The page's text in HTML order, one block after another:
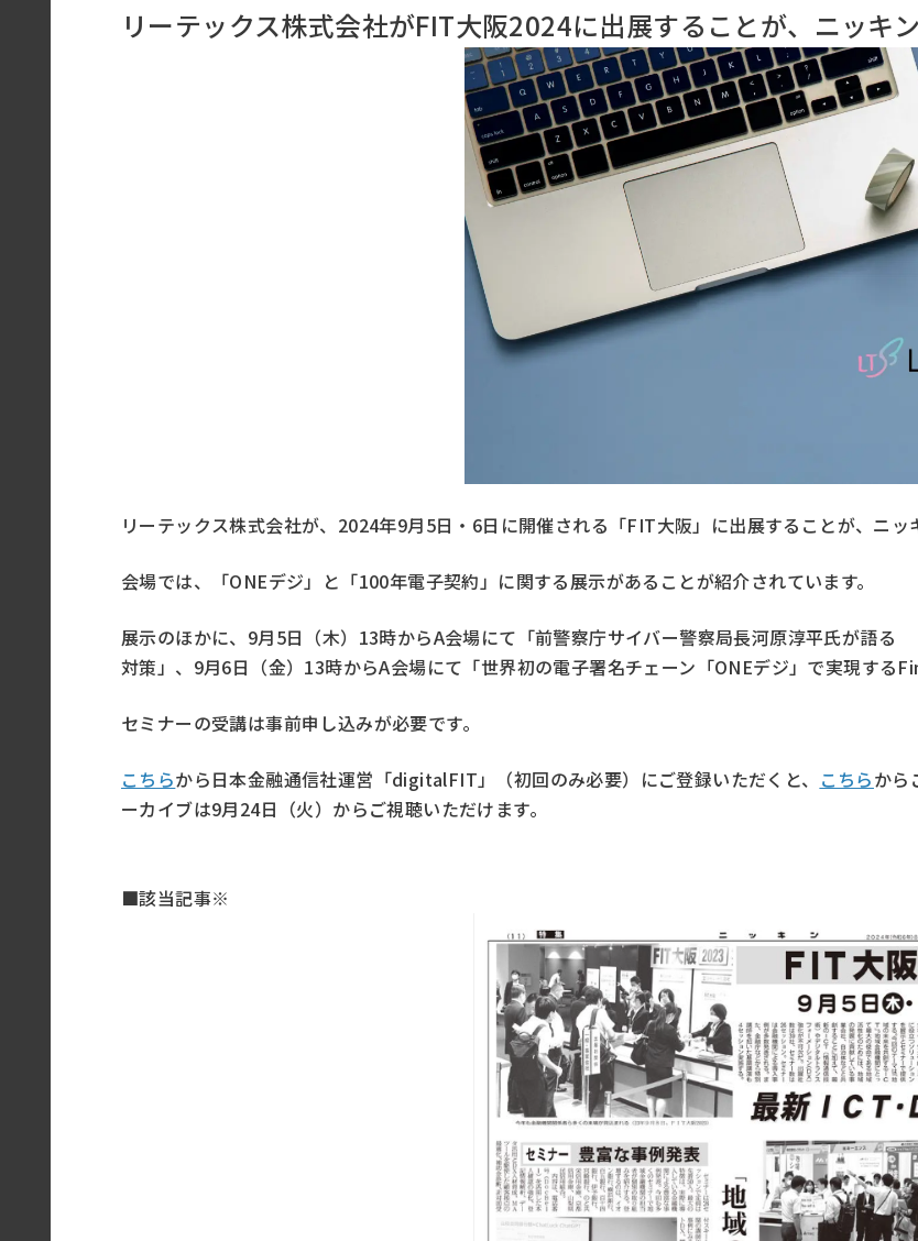
リーテックス株式会社がFIT大阪2024に出展することが、ニッキ
リーテックス株式会社が、2024年9月5日・6日に開催される「FIT大阪」に出展することが、ニッ
会場では、「ONEデジ」と「100年電子契約」に関する展示があることが紹介されています。
展示のほかに、9月5日（木）13時からA会場にて「前警察庁サイバー警察局長河原淳平氏が語
対策」、9月6日（金）13時からA会場にて「世界初の電子署名チェーン「ONEデジ」で実現する
セミナーの受講は事前申し込みが必要です。
こちらから日本金融通信社運営「digitalFIT」（初回のみ必要）にご登録いただくと、 こちらから
ーカイブは9月24日（火）からご視聴いただけます。
■該当記事※